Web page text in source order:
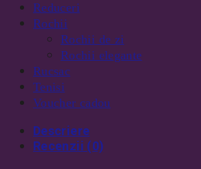
Reduceri
Rochii
Rochii de zi
Rochii elegante
Rucsac
Tenisi
Voucher cadou
Descriere
Recenzii (0)